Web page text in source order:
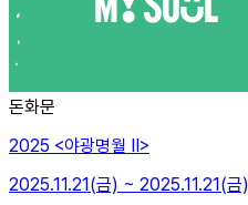
돈화문
2025 <야광명월 II>
2025.11.21(금) ~ 2025.11.21(금)